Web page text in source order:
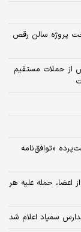
پروژه سالن رقص
از حملات مستقیم
«توافق‌نامه
اعضا، حمله علیه هر
سمپاد اعلام شد